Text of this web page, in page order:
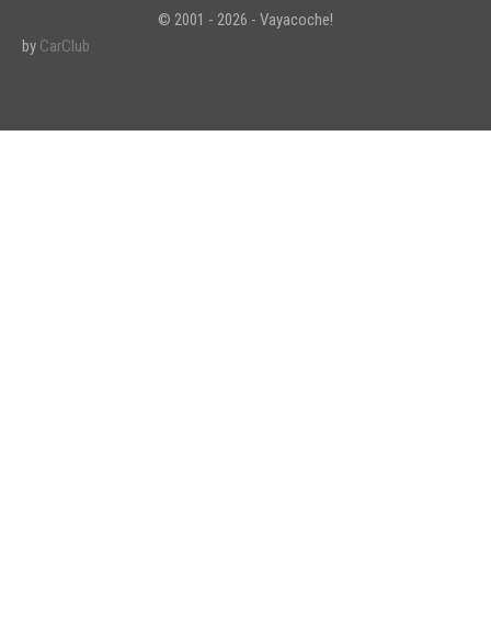
© 2001 - 2026 - Vayacoche!
by CarClub